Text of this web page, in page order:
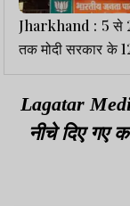
Jharkhand : 5 से
तक मोदी सरकार के
का उत्सव, तैयारी में
झारखंड BJP
Lagatar
नीचे दिए गए